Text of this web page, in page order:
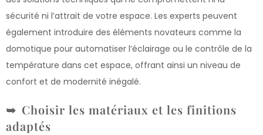
sécurité ni l’attrait de votre espace. Les experts peuvent
également introduire des éléments novateurs comme la
domotique pour automatiser l’éclairage ou le contrôle de la
température dans cet espace, offrant ainsi un niveau de
confort et de modernité inégalé.
Choisir les matériaux et les finitions
adaptés